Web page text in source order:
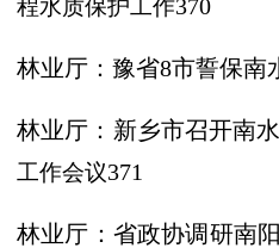
程水质保护工作370
林业厅：豫省8市誓保南
林业厅：新乡市召开南
工作会议371
林业厅：省政协调研南